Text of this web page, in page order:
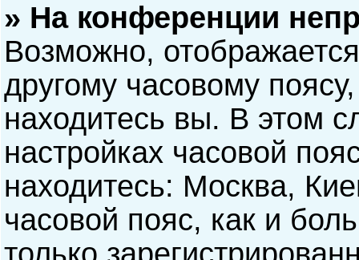
» На конференции
Возможно,
другому часовому
находитесь вы. В этом
настройках часовой
находитесь: Москва,
часовой пояс, как и